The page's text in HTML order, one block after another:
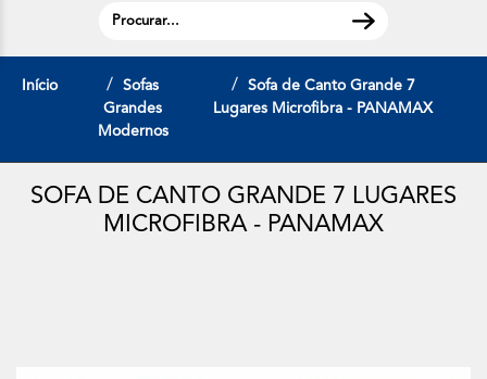
Início
Sofas
Grandes
Modernos
Sofa de Canto Grande 7
Lugares Microfibra - PANAMAX
SOFA DE CANTO GRANDE 7 LUGARES
MICROFIBRA - PANAMAX